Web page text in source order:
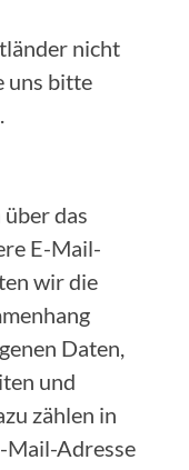
nicht
uns bitte
das
E-Mail-
wir die
Daten,
und
zählen in
Mail-Adresse